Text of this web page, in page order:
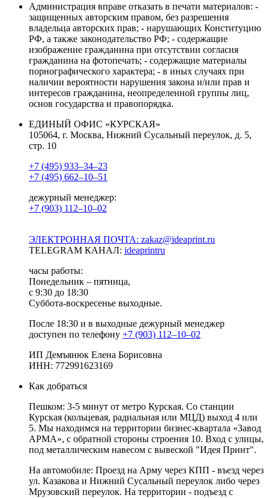
Администрация вправе отказать в печати материалов: -
защищенных авторским правом, без разрешения
владельца авторских прав; - нарушающих Конституцию
РФ, а также законодательство РФ; - содержащие
изображение гражданина при отсутствии согласия
гражданина на фотопечать; - содержащие материалы
порнографического характера; - в иных случаях при
наличии вероятности нарушения закона и/или прав и
интересов гражданина, неопределенной группы лиц,
основ государства и правопорядка.
ЕДИНЫЙ ОФИС «КУРСКАЯ»
105064, г. Москва, Нижний Сусальный переулок, д. 5,
стр. 10
+7 (495) 933–34–23
+7 (495) 662–10–51
дежурный менеджер:
+7 (903) 112–10–02
ЭЛЕКТРОННАЯ ПОЧТА: zakaz@ideaprint.ru
TELEGRAM КАНАЛ: ideaprintru
часы работы:
Понедельник – пятница,
с 9:30 до 18:30
Суббота-воскресенье выходные.
После 18:30 и в выходные дежурный менеджер
доступен по телефону +7 (903) 112–10–02
ИП Демъянюк Елена Борисовна
ИНН: 772991623169
Как добраться
Пешком: 3-5 минут от метро Курская. Со станции
Курская (кольцевая, радиальная или МЦД) выход 4 или
5. Мы находимся на территории бизнес-квартала «Завод
АРМА», с обратной стороны строения 10. Вход с улицы,
под металлическим навесом с вывеской "Идея Принт".
На автомобиле: Проезд на Арму через КПП - въезд через
ул. Казакова и Нижний Сусальный переулок либо через
Мрузовский переулок. На территории - подъезд с